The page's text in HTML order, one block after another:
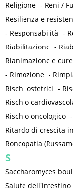
Religione - Reni /
Resilienza e
- Responsabilità -
Riabilitazione -
Rianimazione e
- Rimozione -
Rischi ostetrici -
Rischio
Rischio oncologico -
Ritardo di crescita
Roncopatia
S
Saccharomyces
Salute dell'intestino